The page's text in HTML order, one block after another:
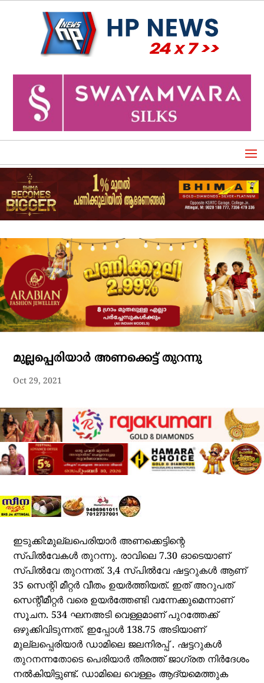
മുല്ലപ്പെരിയാര്‍ അണക്കെട്ട് തുറന്നു
Oct 29, 2021
ഇടുക്കി:മുല്ലപെരിയാർ അണക്കെട്ടിന്റെ
സ്പിൽവേകൾ തുറന്നു. രാവിലെ 7.30 ഓടെയാണ്
സ്പിൽവേ തുറന്നത്. 3,4 സ്പിൽവേ ഷട്ടറുകൾ ആണ്
35 സെന്റി മീറ്റർ വീതം ഉയർത്തിയത്. ഇത് അറുപത്
സെന്റീമീറ്റർ വരെ ഉയർത്തേണ്ടി വന്നേക്കുമെന്നാണ്
സൂചന. 534 ഘനഅടി വെള്ളമാണ് പുറത്തേക്ക്
ഒഴുക്കിവിടുന്നത്. ഇപ്പോൾ 138.75 അടിയാണ്
മുല്ലപ്പെരിയാർ ഡാമിലെ ജലനിരപ്പ് . ഷട്ടറുകൾ
തുറനന്നതോടെ പെരിയാർ തീരത്ത് ജാ​​​ഗ്രത നിർദേശം
നൽകിയിട്ടുണ്ട്. ഡാമിലെ വെള്ളം ആദ്യമെത്തുക